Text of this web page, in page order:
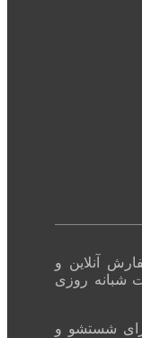
آنلاین و
شبانه روزی
شستشو و